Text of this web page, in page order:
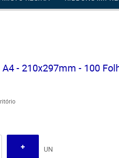
- 210x297mm - 100
UN